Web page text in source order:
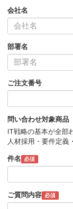
会社名
部署名
ご注文番号
問い合わせ対象商品
IT戦略の基本が全部
人材採用・要件定義
件名 必須
ご質問内容 必須